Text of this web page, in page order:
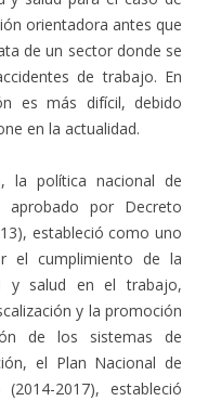
orientadora antes que
de un sector donde se
de trabajo. En
es más difícil, debido
en la actualidad.
la política nacional de
por Decreto
estableció como uno
el cumplimiento de la
y salud en el trabajo,
y la promoción
de los sistemas de
el Plan Nacional de
2017), estableció